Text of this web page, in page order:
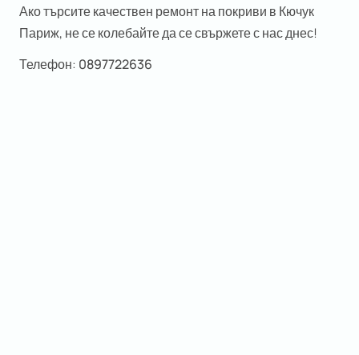
Ако търсите качествен ремонт на покриви в Кючук
Париж, не се колебайте да се свържете с нас днес!
Телефон: 0897722636